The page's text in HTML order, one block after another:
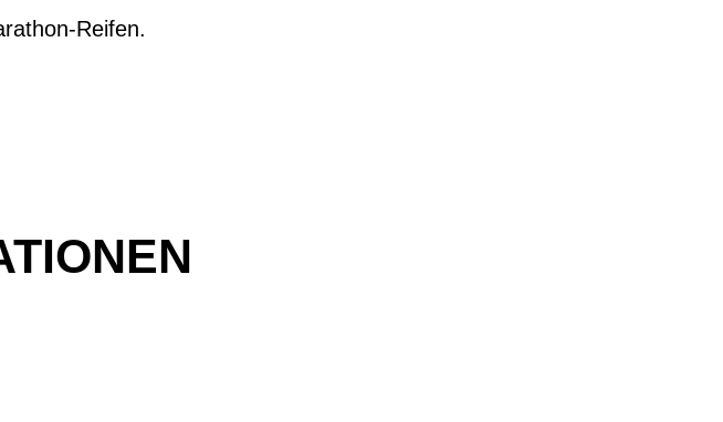
Reifen.